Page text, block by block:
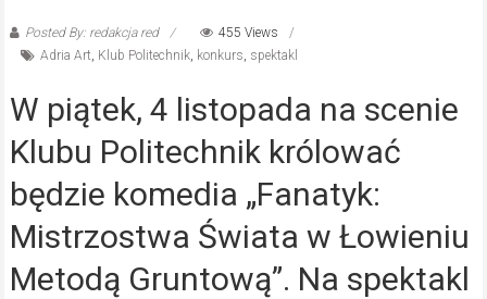
Posted By: redakcja red
455 Views
Adria Art, Klub Politechnik, konkurs, spektakl
W piątek, 4 listopada na scenie
Klubu Politechnik królować
będzie komedia „Fanatyk:
Mistrzostwa Świata w Łowieniu
Metodą Gruntową”. Na spektakl